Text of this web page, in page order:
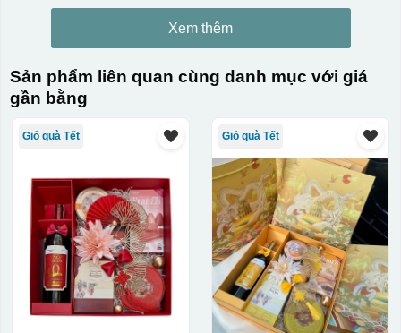
Xem thêm
Sản phẩm liên quan cùng danh mục với giá
gần bằng
Giỏ quà Tết Giỏ quà Tết